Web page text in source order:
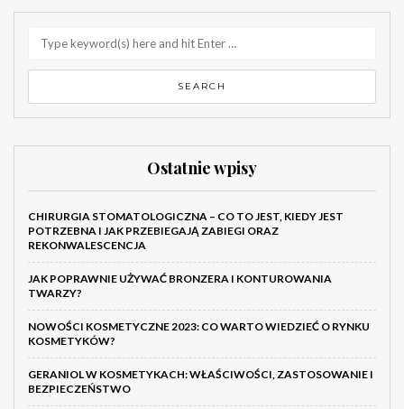
Ostatnie wpisy
CHIRURGIA STOMATOLOGICZNA – CO TO JEST, KIEDY JEST
POTRZEBNA I JAK PRZEBIEGAJĄ ZABIEGI ORAZ
REKONWALESCENCJA
JAK POPRAWNIE UŻYWAĆ BRONZERA I KONTUROWANIA
TWARZY?
NOWOŚCI KOSMETYCZNE 2023: CO WARTO WIEDZIEĆ O RYNKU
KOSMETYKÓW?
GERANIOL W KOSMETYKACH: WŁAŚCIWOŚCI, ZASTOSOWANIE I
BEZPIECZEŃSTWO